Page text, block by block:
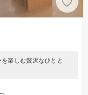
楽しむ贅沢なひとと